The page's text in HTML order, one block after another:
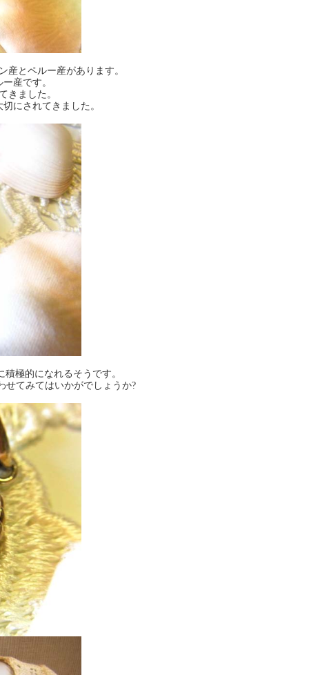
産とペルー産があります。
産です。
きました。
にされてきました。
極的になれるそうです。
せてみてはいかがでしょうか?